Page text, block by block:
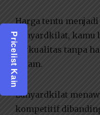
Harga tentu
Lanyardkilat, kamu
berkualitas tanpa
dalam.
Lanyardkilat
kompetitif
Pricelist Kain